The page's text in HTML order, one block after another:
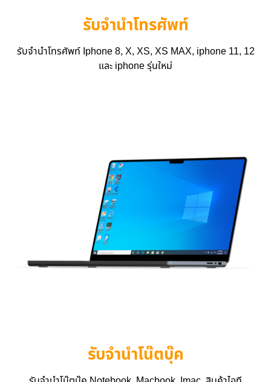
รับจำนำโทรศัพท์
รับจำนำโทรศัพท์ Iphone 8, X, XS, XS MAX, iphone 11, 12
และ iphone รุ่นใหม่
รับจำนำโน๊ตบุ๊ค